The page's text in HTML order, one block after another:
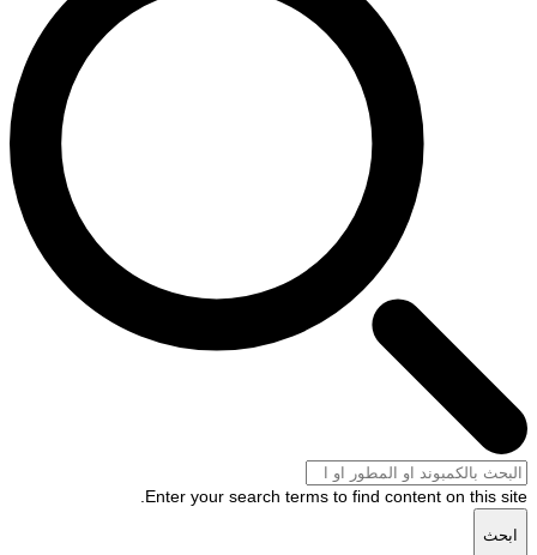
Enter your search terms to find content on this site.
ابحث